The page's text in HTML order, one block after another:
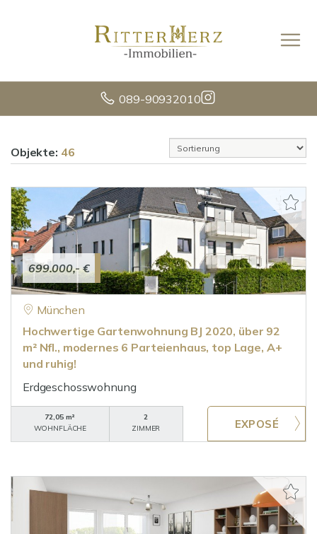
089-90932010
Objekte: 46
699.000,- €
München
Hochwertige Gartenwohnung BJ 2020, über 92
m² Nfl., modernes 6 Parteienhaus, top Lage, A+
und ruhig!
Erdgeschosswohnung
72,05 m²
WOHNFLÄCHE
2
ZIMMER